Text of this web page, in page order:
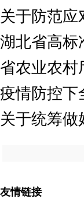
关于防范应
湖北省高标
省农业农村
疫情防控下
关于统筹
友情链接